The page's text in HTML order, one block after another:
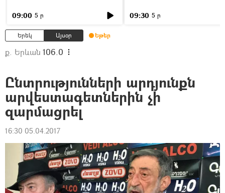
09:00 5 ր 09:30 5 ր
Երեկ Այսօր Եթեր
ք. Երևան 106.0
Ընտրությունների արդյունքն
արվեստագետներին չի
զարմացրել
16:30 05.04.2017